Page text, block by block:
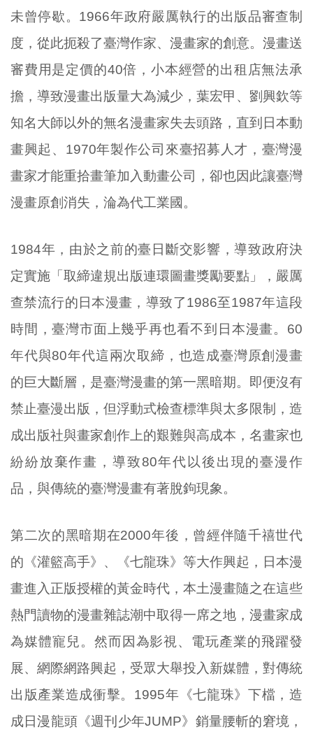
未曾停歇。1966年政府嚴厲執行的出版品審查制
度，從此扼殺了臺灣作家、漫畫家的創意。漫畫送
審費用是定價的40倍，小本經營的出租店無法承
擔，導致漫畫出版量大為減少，葉宏甲、劉興欽等
知名大師以外的無名漫畫家失去頭路，直到日本動
畫興起、1970年製作公司來臺招募人才，臺灣漫
畫家才能重拾畫筆加入動畫公司，卻也因此讓臺灣
漫畫原創消失，淪為代工業國。
1984年，由於之前的臺日斷交影響，導致政府決
定實施「取締違規出版連環圖畫獎勵要點」，嚴厲
查禁流行的日本漫畫，導致了1986至1987年這段
時間，臺灣市面上幾乎再也看不到日本漫畫。60
年代與80年代這兩次取締，也造成臺灣原創漫畫
的巨大斷層，是臺灣漫畫的第一黑暗期。即便沒有
禁止臺漫出版，但浮動式檢查標準與太多限制，造
成出版社與畫家創作上的艱難與高成本，名畫家也
紛紛放棄作畫，導致80年代以後出現的臺漫作
品，與傳統的臺灣漫畫有著脫鉤現象。
第二次的黑暗期在2000年後，曾經伴隨千禧世代
的《灌籃高手》、《七龍珠》等大作興起，日本漫
畫進入正版授權的黃金時代，本土漫畫隨之在這些
熱門讀物的漫畫雜誌潮中取得一席之地，漫畫家成
為媒體寵兒。然而因為影視、電玩產業的飛躍發
展、網際網路興起，受眾大舉投入新媒體，對傳統
出版產業造成衝擊。1995年《七龍珠》下檔，造
成日漫龍頭《週刊少年JUMP》銷量腰斬的窘境，